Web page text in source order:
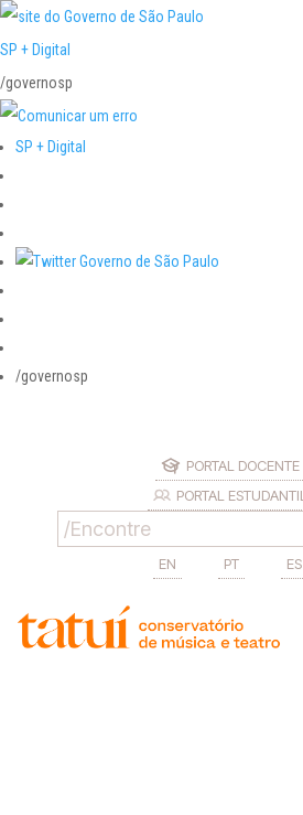
SP + Digital
/governosp
SP + Digital
/governosp
PORTAL DOCENTE
PORTAL ESTUDANTIL
EN PT ES